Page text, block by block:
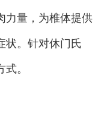
量，为椎体提供
状。针对休门氏
。